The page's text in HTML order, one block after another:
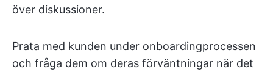
över diskussioner.
Prata med kunden under onboardingprocessen
och fråga dem om deras förväntningar när det